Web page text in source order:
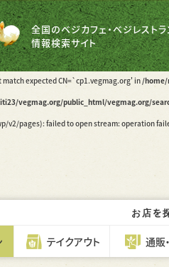
expected CN=`cp1.vegmag.org' in/home/
vegmag.org/public_html/vegmag.org/
posts?_embed): failed to open stream:
expected CN=`cp1.vegmag.org' in/home/
vegmag.org/public_html/vegmag.org/
pages): failed to open stream: operation
全国のベジカフェ・ベジレスト
情報検索サイト
お店を
テイクアウト 通販